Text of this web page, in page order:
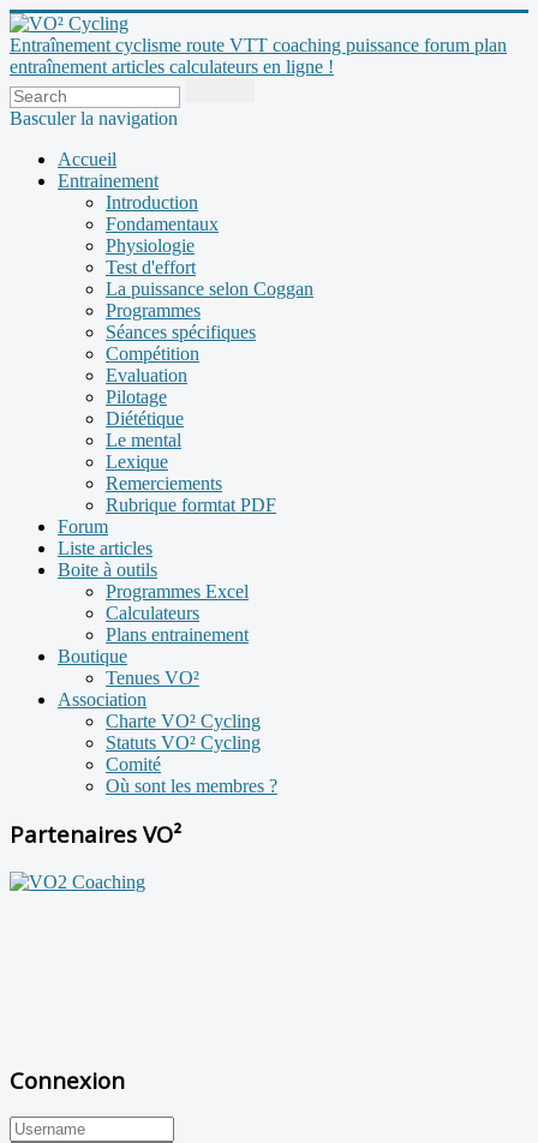
Entraînement cyclisme route VTT coaching puissance forum plan
entraînement articles calculateurs en ligne !
Basculer la navigation
Accueil
Entrainement
Introduction
Fondamentaux
Physiologie
Test d'effort
La puissance selon Coggan
Programmes
Séances spécifiques
Compétition
Evaluation
Pilotage
Diététique
Le mental
Lexique
Remerciements
Rubrique formtat PDF
Forum
Liste articles
Boite à outils
Programmes Excel
Calculateurs
Plans entrainement
Boutique
Tenues VO²
Association
Charte VO² Cycling
Statuts VO² Cycling
Comité
Où sont les membres ?
Partenaires VO²
Connexion